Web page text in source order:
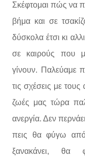
Σκέφτομαι πώς να
βήμα και σε
δύσκολα έτσι κι
σε καιρούς που
γίνουν. Παλεύαμε
τις σχέσεις με
ζωές μας τώρα
ανεργία. Δεν
πεις θα φύγω
ξανακάνει,